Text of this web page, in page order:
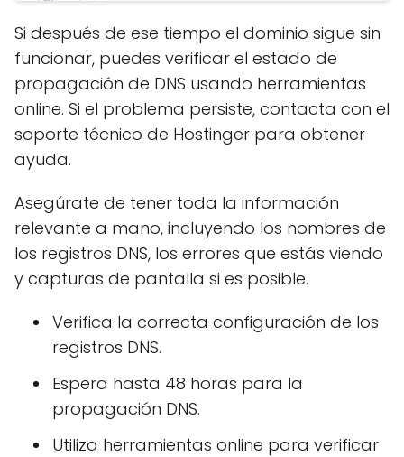
Si después de ese tiempo el dominio sigue sin
funcionar, puedes verificar el estado de
propagación de DNS usando herramientas
online. Si el problema persiste, contacta con el
soporte técnico de Hostinger para obtener
ayuda.
Asegúrate de tener toda la información
relevante a mano, incluyendo los nombres de
los registros DNS, los errores que estás viendo
y capturas de pantalla si es posible.
Verifica la correcta configuración de los
registros DNS.
Espera hasta 48 horas para la
propagación DNS.
Utiliza herramientas online para verificar